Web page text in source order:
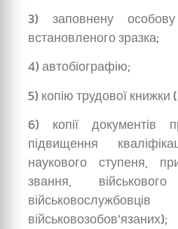
3) заповнену
встановленого зразка;
4) автобіографію;
5) копію трудової книжки
6) копії документів
підвищення
наукового ступеня,
звання,
військовозобов’язаних);